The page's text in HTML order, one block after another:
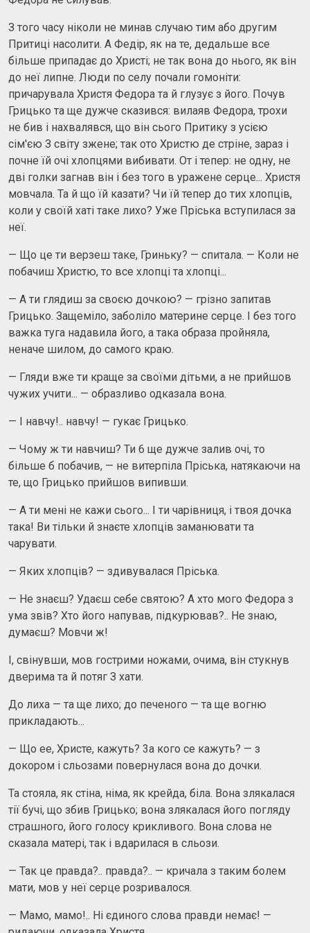
З того часу ніколи не минав случаю тим або другим
Притиці насолити. А Федір, як на те, дедальше все
більше припадає до Христі; не так вона до нього, як він
до неї липне. Люди по селу почали гомоніти:
причарувала Христя Федора та й глузує з його. Почув
Грицько та ще дужче сказився: вилаяв Федора, трохи
не бив і нахвалявся, що він сього Притику з усією
сім'єю З світу зжене; так ото Христю де стріне, зараз і
почне їй очі хлопцями вибивати. От і тепер: не одну, не
дві голки загнав він і без того в уражене серце... Христя
мовчала. Та й що їй казати? Чи їй тепер до тих хлопців,
коли у своїй хаті таке лихо? Уже Пріська вступилася за
неї.
— Що це ти верзеш таке, Гриньку? — спитала. — Коли не
побачиш Христю, то все хлопці та хлопці...
— А ти глядиш за своєю дочкою? — грізно запитав
Грицько. Защеміло, заболіло материне серце. І без того
важка туга надавила його, а така образа пройняла,
неначе шилом, до самого краю.
— Гляди вже ти краще за своїми дітьми, а не прийшов
чужих учити... — образливо одказала вона.
— І навчу!.. навчу! — гукає Грицько.
— Чому ж ти навчиш? Ти 6 ще дужче залив очі, то
більше б побачив, — не витерпіла Пріська, натякаючи на
те, що Грицько прийшов випивши.
— А ти мені не кажи сього... І ти чарівниця, і твоя дочка
така! Ви тільки й знаєте хлопців заманювати та
чарувати.
— Яких хлопців? — здивувалася Пріська.
— Не знаєш? Удаєш себе святою? А хто мого Федора з
ума звів? Хто його напував, підкурював?.. Не знаю,
думаєш? Мовчи ж!
І, свінувши, мов гострими ножами, очима, він стукнув
дверима та й потяг З хати.
До лиха — та ще лихо; до печеного — та ще вогню
прикладають...
— Що ее, Христе, кажуть? 3а кого се кажуть? — з
докором і сльозами повернулася вона до дочки.
Та стояла, як стіна, німа, як крейда, біла. Вона злякалася
тії бучі, що збив Грицько; вона злякалася його погляду
страшного, його голосу крикливого. Вона слова не
сказала матері, так і вдарилася в сльози.
— Так це правда?.. правда?.. — кричала з таким болем
мати, мов у неї серце розривалося.
— Мамо, мамо!.. Ні єдиного слова правди немає! —